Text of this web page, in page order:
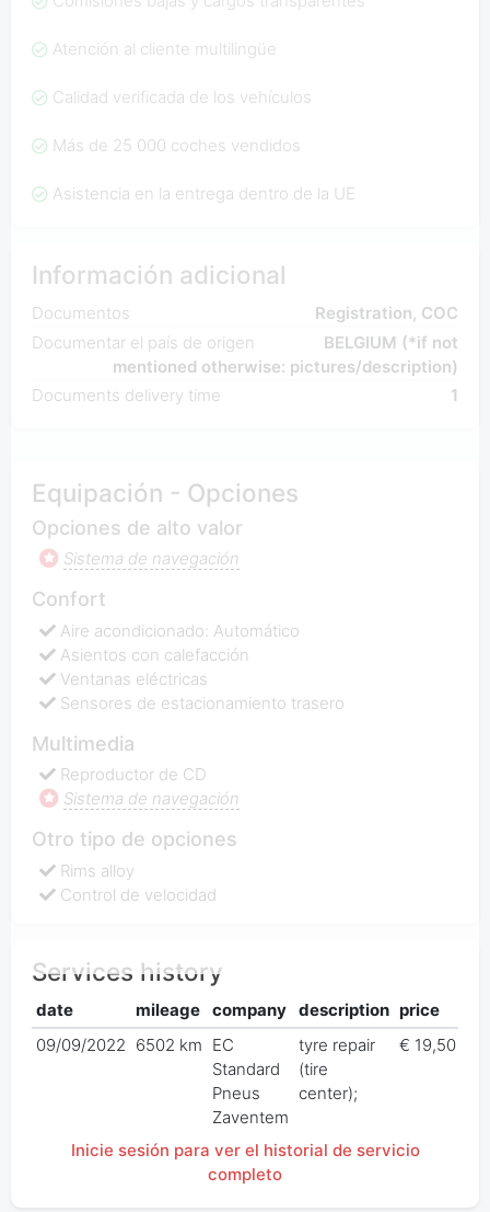
Atención al cliente multilingüe
Calidad verificada de los vehículos
Más de 25 000 coches vendidos
Asistencia en la entrega dentro de la UE
Información adicional
Documentos
Registration, COC
Documentar el país de origen
BELGIUM (*if not
mentioned otherwise: pictures/description)
Documents delivery time
1
Equipación - Opciones
Opciones de alto valor
Sistema de navegación
Confort
Aire acondicionado: Automático
Asientos con calefacción
Ventanas eléctricas
Sensores de estacionamiento trasero
Multimedia
Reproductor de CD
Sistema de navegación
Otro tipo de opciones
Rims alloy
Control de velocidad
Services history
date mileage company description price
09/09/2022 6502 km EC
Standard
Pneus
Zaventem
tyre repair
(tire
center);
€ 19,50
Inicie sesión para ver el historial de servicio
completo